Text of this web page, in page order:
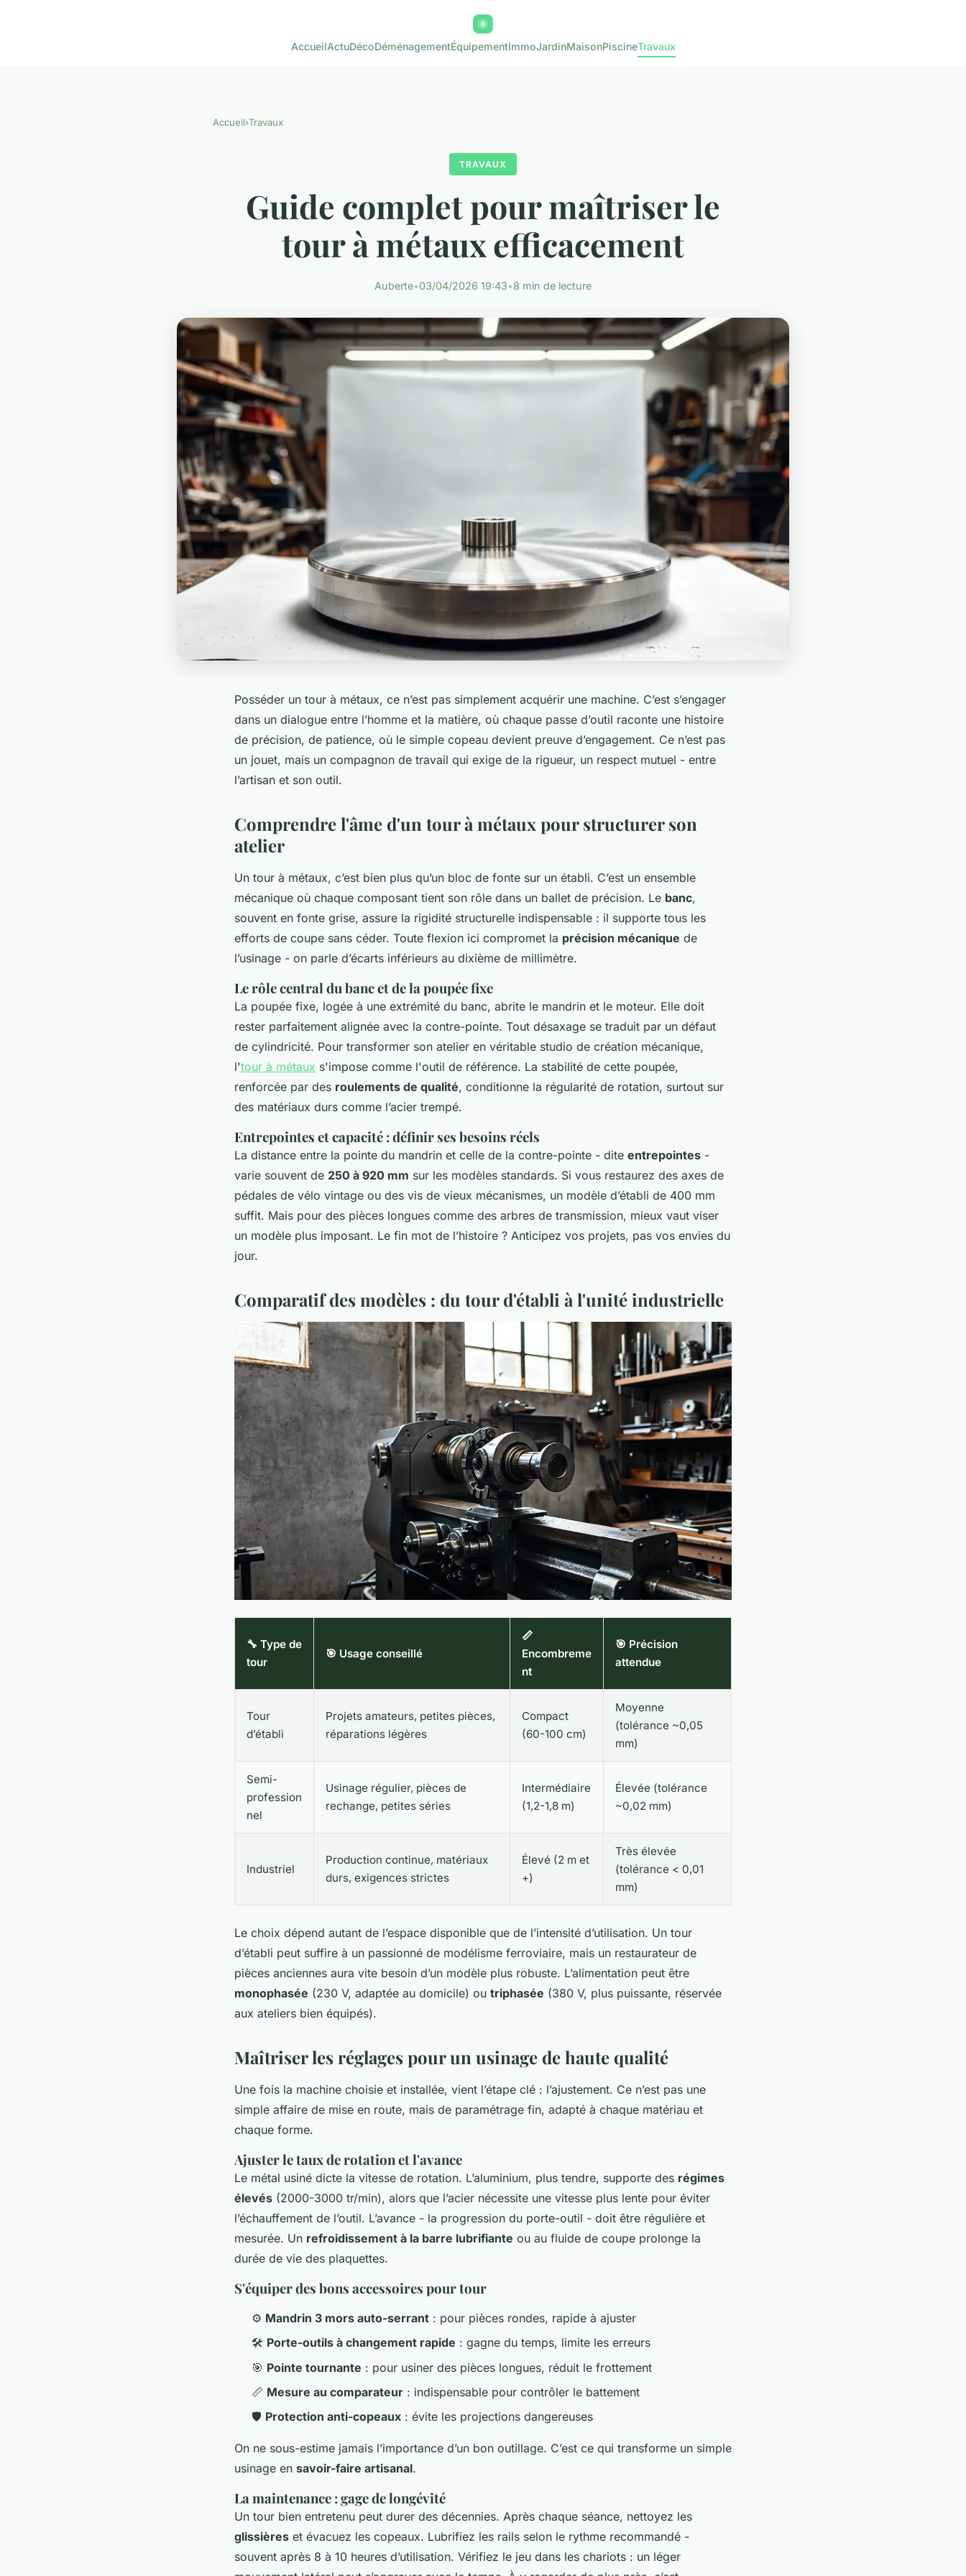
AccueilActuDécoDéménagementÉquipementImmoJardinMaisonPiscineTravaux
Accueil›Travaux
TRAVAUX
Guide complet pour maîtriser le
tour à métaux efficacement
Auberte•03/04/2026 19:43•8 min de lecture
Posséder un tour à métaux, ce n’est pas simplement acquérir une machine. C’est s’engager
dans un dialogue entre l’homme et la matière, où chaque passe d’outil raconte une histoire
de précision, de patience, où le simple copeau devient preuve d’engagement. Ce n’est pas
un jouet, mais un compagnon de travail qui exige de la rigueur, un respect mutuel - entre
l’artisan et son outil.
Comprendre l'âme d'un tour à métaux pour structurer son
atelier
Un tour à métaux, c’est bien plus qu’un bloc de fonte sur un établi. C’est un ensemble
mécanique où chaque composant tient son rôle dans un ballet de précision. Le banc,
souvent en fonte grise, assure la rigidité structurelle indispensable : il supporte tous les
efforts de coupe sans céder. Toute flexion ici compromet la précision mécanique de
l’usinage - on parle d’écarts inférieurs au dixième de millimètre.
Le rôle central du banc et de la poupée fixe
La poupée fixe, logée à une extrémité du banc, abrite le mandrin et le moteur. Elle doit
rester parfaitement alignée avec la contre-pointe. Tout désaxage se traduit par un défaut
de cylindricité. Pour transformer son atelier en véritable studio de création mécanique,
l'tour à métaux s'impose comme l'outil de référence. La stabilité de cette poupée,
renforcée par des roulements de qualité, conditionne la régularité de rotation, surtout sur
des matériaux durs comme l’acier trempé.
Entrepointes et capacité : définir ses besoins réels
La distance entre la pointe du mandrin et celle de la contre-pointe - dite entrepointes -
varie souvent de 250 à 920 mm sur les modèles standards. Si vous restaurez des axes de
pédales de vélo vintage ou des vis de vieux mécanismes, un modèle d’établi de 400 mm
suffit. Mais pour des pièces longues comme des arbres de transmission, mieux vaut viser
un modèle plus imposant. Le fin mot de l’histoire ? Anticipez vos projets, pas vos envies du
jour.
Comparatif des modèles : du tour d'établi à l'unité industrielle
🔧 Type de
tour
🎯 Usage conseillé
📏
Encombreme
nt
🎯 Précision
attendue
Tour
d’établi
Projets amateurs, petites pièces,
réparations légères
Compact
(60-100 cm)
Moyenne
(tolérance ~0,05
mm)
Semi-
profession
nel
Usinage régulier, pièces de
rechange, petites séries
Intermédiaire
(1,2-1,8 m)
Élevée (tolérance
~0,02 mm)
Industriel
Production continue, matériaux
durs, exigences strictes
Élevé (2 m et
+)
Très élevée
(tolérance < 0,01
mm)
Le choix dépend autant de l’espace disponible que de l’intensité d’utilisation. Un tour
d’établi peut suffire à un passionné de modélisme ferroviaire, mais un restaurateur de
pièces anciennes aura vite besoin d’un modèle plus robuste. L’alimentation peut être
monophasée (230 V, adaptée au domicile) ou triphasée (380 V, plus puissante, réservée
aux ateliers bien équipés).
Maîtriser les réglages pour un usinage de haute qualité
Une fois la machine choisie et installée, vient l’étape clé : l’ajustement. Ce n’est pas une
simple affaire de mise en route, mais de paramétrage fin, adapté à chaque matériau et
chaque forme.
Ajuster le taux de rotation et l'avance
Le métal usiné dicte la vitesse de rotation. L’aluminium, plus tendre, supporte des régimes
élevés (2000-3000 tr/min), alors que l’acier nécessite une vitesse plus lente pour éviter
l’échauffement de l’outil. L’avance - la progression du porte-outil - doit être régulière et
mesurée. Un refroidissement à la barre lubrifiante ou au fluide de coupe prolonge la
durée de vie des plaquettes.
S'équiper des bons accessoires pour tour
⚙️ Mandrin 3 mors auto-serrant : pour pièces rondes, rapide à ajuster
🛠️ Porte-outils à changement rapide : gagne du temps, limite les erreurs
🎯 Pointe tournante : pour usiner des pièces longues, réduit le frottement
📏 Mesure au comparateur : indispensable pour contrôler le battement
🛡️ Protection anti-copeaux : évite les projections dangereuses
On ne sous-estime jamais l’importance d’un bon outillage. C’est ce qui transforme un simple
usinage en savoir-faire artisanal.
La maintenance : gage de longévité
Un tour bien entretenu peut durer des décennies. Après chaque séance, nettoyez les
glissières et évacuez les copeaux. Lubrifiez les rails selon le rythme recommandé -
souvent après 8 à 10 heures d’utilisation. Vérifiez le jeu dans les chariots : un léger